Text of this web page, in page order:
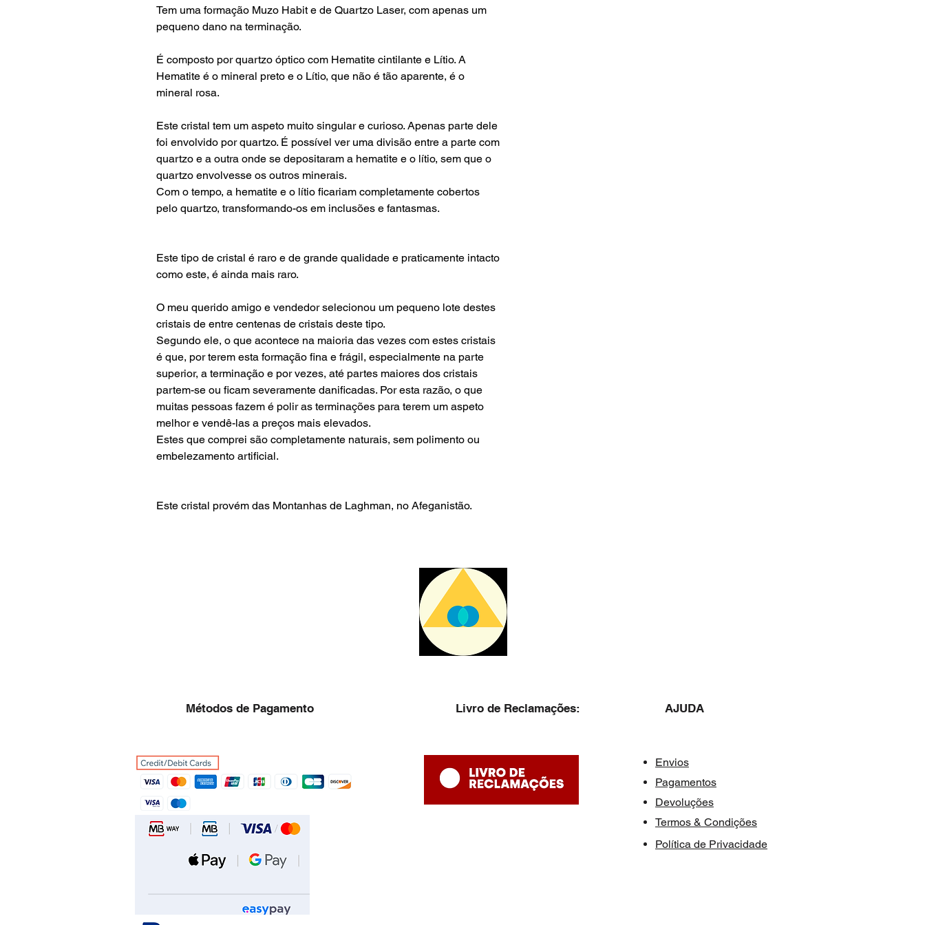
Tem uma formação Muzo Habit e de Quartzo Laser, com apenas um
pequeno dano na terminação.
É composto por quartzo óptico com Hematite cintilante e Lítio. A
Hematite é o mineral preto e o Lítio, que não é tão aparente, é o
mineral rosa.
Este cristal tem um aspeto muito singular e curioso. Apenas parte dele
foi envolvido por quartzo. É possível ver uma divisão entre a parte com
quartzo e a outra onde se depositaram a hematite e o lítio, sem que o
quartzo envolvesse os outros minerais.
Com o tempo, a hematite e o lítio ficariam completamente cobertos
pelo quartzo, transformando-os em inclusões e fantasmas.
Este tipo de cristal é raro e de grande qualidade e praticamente intacto
como este, é ainda mais raro.
O meu querido amigo e vendedor selecionou um pequeno lote destes
cristais de entre centenas de cristais deste tipo.
Segundo ele, o que acontece na maioria das vezes com estes cristais
é que, por terem esta formação fina e frágil, especialmente na parte
superior, a terminação e por vezes, até partes maiores dos cristais
partem-se ou ficam severamente danificadas. Por esta razão, o que
muitas pessoas fazem é polir as terminações para terem um aspeto
melhor e vendê-las a preços mais elevados.
Estes que comprei são completamente naturais, sem polimento ou
embelezamento artificial.
Este cristal provém das Montanhas de Laghman, no Afeganistão.
Métodos de Pagamento Livro de Reclamações: AJUDA​​
Envios
Pagamentos
Devoluções
Termos & Condições
Política de Privacidade